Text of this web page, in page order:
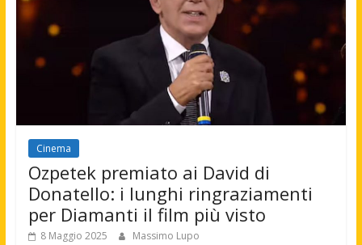
Cinema
Ozpetek premiato ai David di
Donatello: i lunghi ringraziamenti
per Diamanti il film più visto
8 Maggio 2025 Massimo Lupo